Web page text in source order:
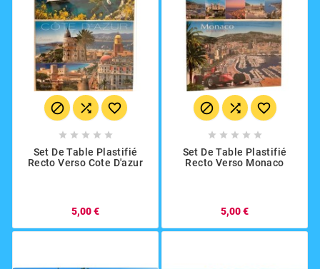
  
    
Set De Table Plastifié
Recto Verso Cote D'azur
5,00 €
  
    
Set De Table Plastifié
Recto Verso Monaco
5,00 €